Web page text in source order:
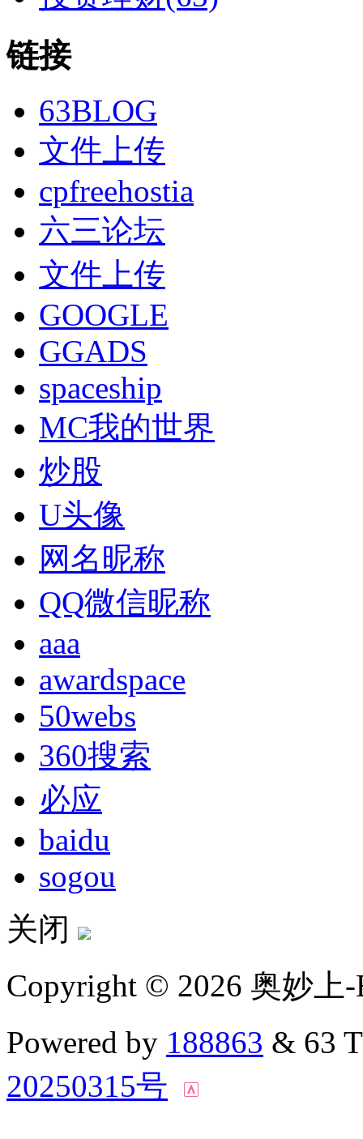
链接
63BLOG
文件上传
cpfreehostia
六三论坛
文件上传
GOOGLE
GGADS
spaceship
MC我的世界
炒股
U头像
网名昵称
QQ微信昵称
aaa
awardspace
50webs
360搜索
必应
baidu
sogou
关闭
Copyright © 2026 奥妙上
Powered by 188863 & 63
20250315号